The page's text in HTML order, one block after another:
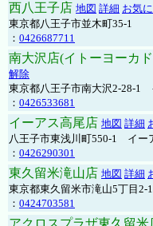
西八王子店 地図 詳細 お気
東京都八王子市並木町35-1
： 0426687711
南大沢店(イトーヨーカ
解除
東京都八王子市南大沢2-28-1
： 0426533681
イーアス高尾店 地図 詳細
八王子市東浅川町550-1 イー
： 0426290301
東久留米滝山店 地図 詳細
東京都東久留米市滝山5丁目2-1
： 0424703581
アクロスプラザ東久留米